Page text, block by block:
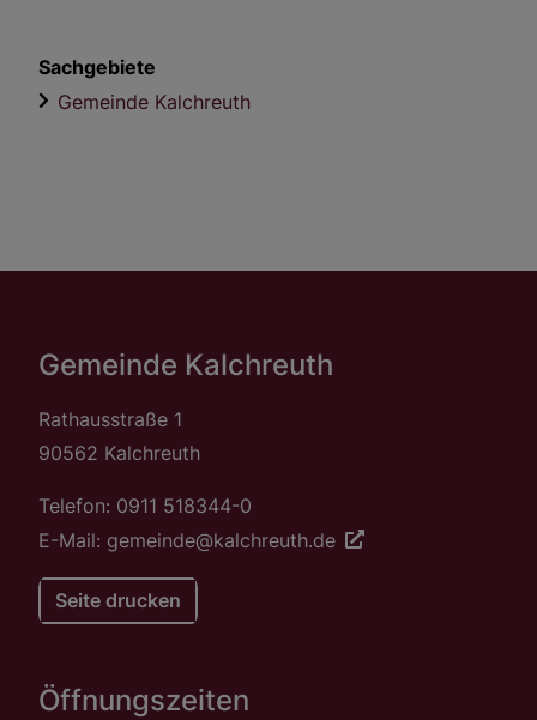
Sachgebiete
Gemeinde Kalchreuth
Gemeinde Kalchreuth
Rathausstraße 1
90562 Kalchreuth
Telefon: 0911 518344-0
E-Mail: gemeinde@kalchreuth.de
Seite drucken
Öffnungszeiten